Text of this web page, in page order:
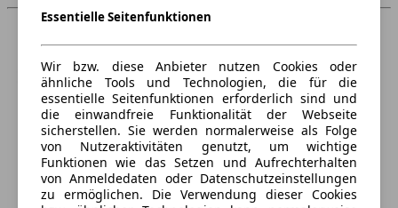
Essentielle Seitenfunktionen
Wir bzw. diese Anbieter nutzen Cookies oder
ähnliche Tools und Technologien, die für die
essentielle Seitenfunktionen erforderlich sind und
die einwandfreie Funktionalität der Webseite
sicherstellen. Sie werden normalerweise als Folge
von Nutzeraktivitäten genutzt, um wichtige
Funktionen wie das Setzen und Aufrechterhalten
von Anmeldedaten oder Datenschutzeinstellungen
zu ermöglichen. Die Verwendung dieser Cookies